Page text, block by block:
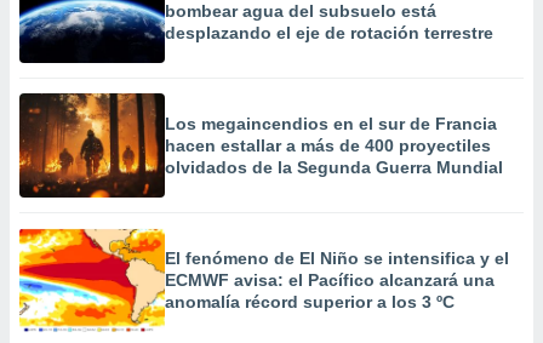
bombear agua del subsuelo está
desplazando el eje de rotación terrestre
Los megaincendios en el sur de Francia
hacen estallar a más de 400 proyectiles
olvidados de la Segunda Guerra Mundial
El fenómeno de El Niño se intensifica y el
ECMWF avisa: el Pacífico alcanzará una
anomalía récord superior a los 3 ºC